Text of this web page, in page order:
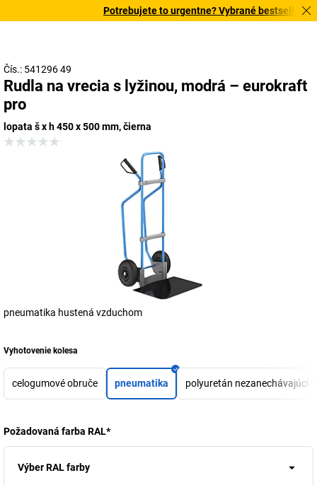
Potrebujete to urgentne? Vybrané bestsellery
Čís.: 541296 49
Rudla na vrecia s lyžinou, modrá – eurokraft
pro
lopata š x h 450 x 500 mm, čierna
pneumatika hustená vzduchom
Vyhotovenie kolesa
celogumové obruče pneumatika polyuretán nezanechávajúci
Požadovaná farba RAL*
Výber RAL farby